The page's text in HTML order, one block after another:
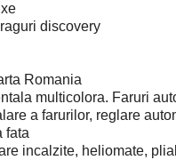
discovery
Romania
multicolora. Faruri
a farurilor, reglare
fata
incalzite, heliomate,